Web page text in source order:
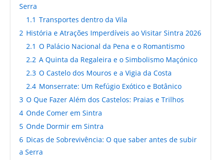
Serra
1.1 Transportes dentro da Vila
2 História e Atrações Imperdíveis ao Visitar Sintra 2026
2.1 O Palácio Nacional da Pena e o Romantismo
2.2 A Quinta da Regaleira e o Simbolismo Maçónico
2.3 O Castelo dos Mouros e a Vigia da Costa
2.4 Monserrate: Um Refúgio Exótico e Botânico
3 O Que Fazer Além dos Castelos: Praias e Trilhos
4 Onde Comer em Sintra
5 Onde Dormir em Sintra
6 Dicas de Sobrevivência: O que saber antes de subir
a Serra